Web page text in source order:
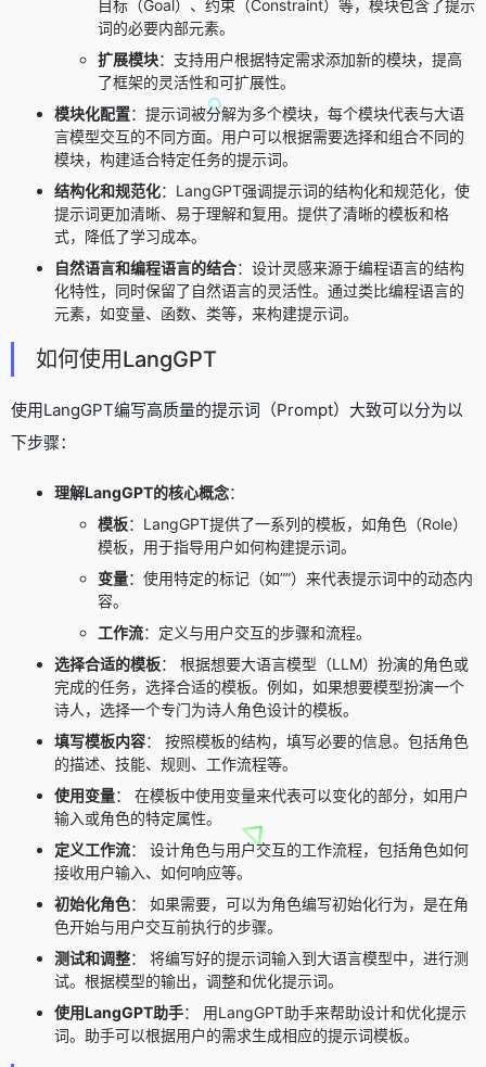
目标（Goal）、约束（Constraint）等，模块包含了提示
词的必要内部元素。
扩展模块：支持用户根据特定需求添加新的模块，提高
了框架的灵活性和可扩展性。
模块化配置： 提示词被分解为多个模块，每个模块代表与大语
言模型交互的不同方面。 用户可以根据需要选择和组合不同的
模块，构建适合特定任务的提示词。
结构化和规范化： LangGPT强调提示词的结构化和规范化，使
提示词更加清晰、易于理解和复用。 提供了清晰的模板和格
式，降低了学习成本。
自然语言和编程语言的结合： 设计灵感来源于编程语言的结构
化特性，同时保留了自然语言的灵活性。通过类比编程语言的
元素，如变量、函数、类等，来构建提示词。
如何使用LangGPT
使用LangGPT编写高质量的提示词（Prompt）大致可以分为以
下步骤：
理解LangGPT的核心概念：
模板：LangGPT提供了一系列的模板，如角色（Role）
模板，用于指导用户如何构建提示词。
变量：使用特定的标记（如””）来代表提示词中的动态内
容。
工作流：定义与用户交互的步骤和流程。
选择合适的模板： 根据想要大语言模型（LLM）扮演的角色或
完成的任务，选择合适的模板。例如，如果想要模型扮演一个
诗人，选择一个专门为诗人角色设计的模板。
填写模板内容： 按照模板的结构，填写必要的信息。包括角色
的描述、技能、规则、工作流程等。
使用变量： 在模板中使用变量来代表可以变化的部分，如用户
输入或角色的特定属性。
定义工作流： 设计角色与用户交互的工作流程，包括角色如何
接收用户输入、如何响应等。
初始化角色： 如果需要，可以为角色编写初始化行为，是在角
色开始与用户交互前执行的步骤。
测试和调整： 将编写好的提示词输入到大语言模型中，进行测
试。根据模型的输出，调整和优化提示词。
使用LangGPT助手： 用LangGPT助手来帮助设计和优化提示
词。助手可以根据用户的需求生成相应的提示词模板。